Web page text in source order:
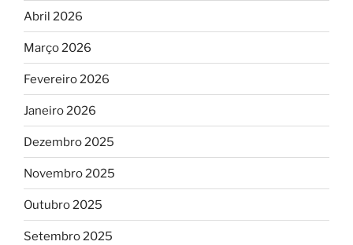
Abril 2026
Março 2026
Fevereiro 2026
Janeiro 2026
Dezembro 2025
Novembro 2025
Outubro 2025
Setembro 2025